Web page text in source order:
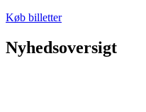
Køb billetter
Nyhedsoversigt